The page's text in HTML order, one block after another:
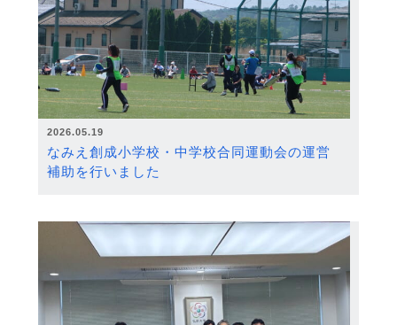
2026.05.19
なみえ創成小学校・中学校合同運動会の運営
補助を行いました